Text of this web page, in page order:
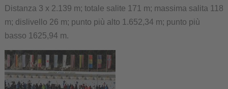
Distanza 3 x 2.139 m; totale salite 171 m; massima salita 118
m; dislivello 26 m; punto più alto 1.652,34 m; punto più
basso 1625,94 m.